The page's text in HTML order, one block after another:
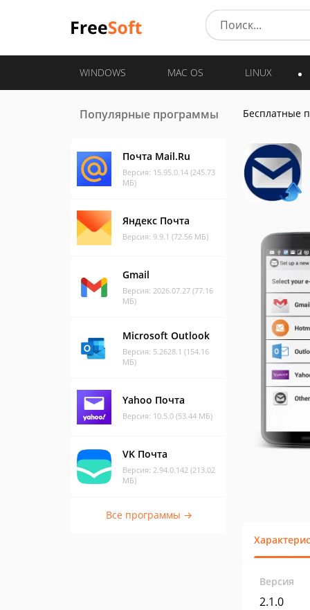
WINDOWS MAC OS LINUX
Популярные программы
Почта Mail.Ru
Версия: 15.95.0.14 (245.73
МБ)
Яндекс Почта
Версия: 9.9.1 (72.56 МБ)
Gmail
Версия: 2026.07.27 (77.16
МБ)
Microsoft Outlook
Версия: 5.2628.1 (154.16
МБ)
Yahoo Почта
Версия: 10.5.0 (53.44 МБ)
VK Почта
Версия: 2.94.0.142 (213.02
МБ)
Все программы →
Бесплатные
Версия
2.1.0